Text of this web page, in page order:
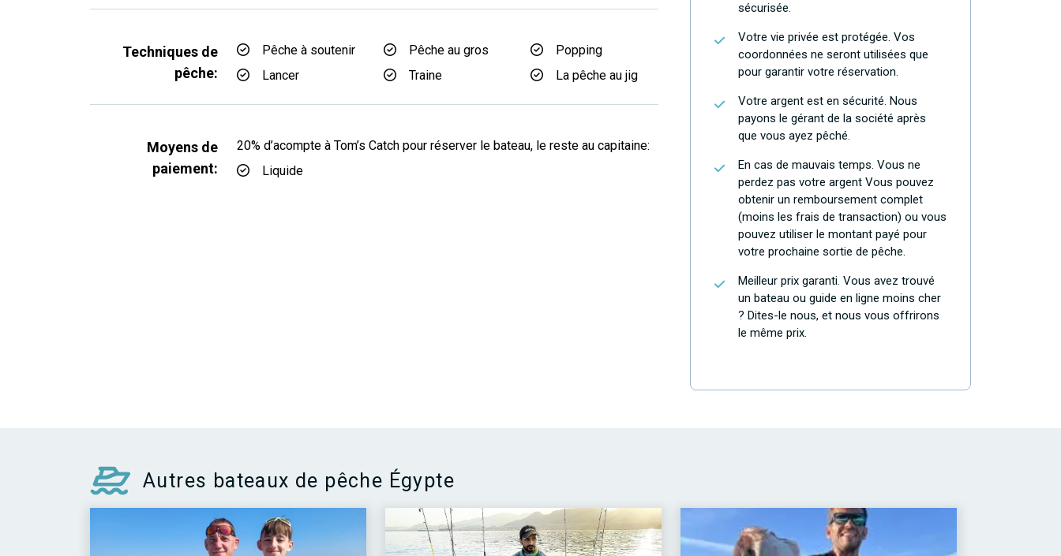
Techniques de
pêche:
Pêche à soutenir Pêche au gros
Popping
Lancer
Traine La pêche au jig
Moyens de
paiement:
20% d’acompte à Tom’s Catch pour réserver le bateau, le reste au capitaine:
Liquide
sécurisée.
Votre vie privée est protégée. Vos
coordonnées ne seront utilisées que
pour garantir votre réservation.
Votre argent est en sécurité. Nous
payons le gérant de la société après
que vous ayez pêché.
En cas de mauvais temps. Vous ne
perdez pas votre argent Vous pouvez
obtenir un remboursement complet
(moins les frais de transaction) ou vous
pouvez utiliser le montant payé pour
votre prochaine sortie de pêche.
Meilleur prix garanti. Vous avez trouvé
un bateau ou guide en ligne moins cher
? Dites-le nous, et nous vous offrirons
le même prix.
Autres bateaux de pêche Égypte